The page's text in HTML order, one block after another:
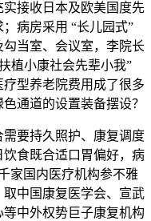
接收日本及欧美国度先
病房采用 “长儿园式”
当室、会议室，李院长
植小康社会先辈小我”
型养老院费用成了很多
通道的设置装备摆设？
要持久照护、康复调度
食既合适口胃偏好，病
家国内医疗机构参不雅
中国康复医学会、宣武
中外权势巨子康复机构